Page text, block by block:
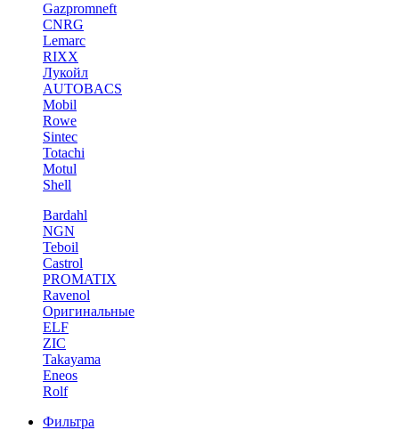
Gazpromneft
CNRG
Lemarc
RIXX
Лукойл
AUTOBACS
Mobil
Rowe
Sintec
Totachi
Motul
Shell
Bardahl
NGN
Teboil
Castrol
PROMATIX
Ravenol
Оригинальные
ELF
ZIC
Takayama
Eneos
Rolf
Фильтра